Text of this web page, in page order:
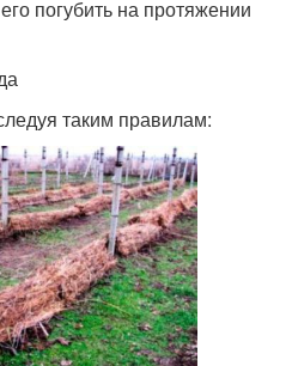
погубить на протяжении
таким правилам: